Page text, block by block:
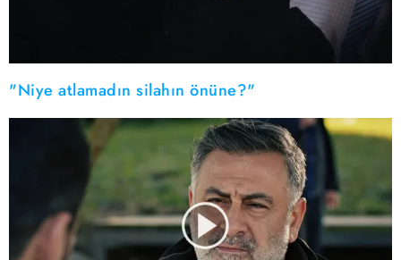
"Niye atlamadın silahın önüne?"